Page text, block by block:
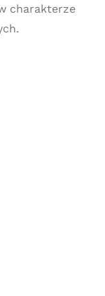
charakterze